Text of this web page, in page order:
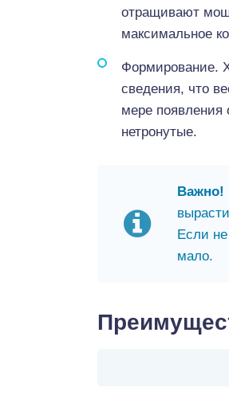
отращивают
максимальное
Формирование.
сведения, что
мере
нетронутые.
Важно!
Если
мало.